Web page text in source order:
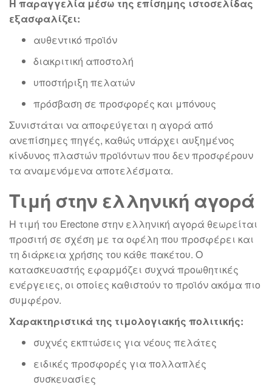
Η παραγγελία μέσω της επίσημης ιστοσελίδας
εξασφαλίζει:
αυθεντικό προϊόν
διακριτική αποστολή
υποστήριξη πελατών
πρόσβαση σε προσφορές και μπόνους
Συνιστάται να αποφεύγεται η αγορά από
ανεπίσημες πηγές, καθώς υπάρχει αυξημένος
κίνδυνος πλαστών προϊόντων που δεν προσφέρουν
τα αναμενόμενα αποτελέσματα.
Τιμή στην ελληνική αγορά
Η τιμή του Erectone στην ελληνική αγορά θεωρείται
προσιτή σε σχέση με τα οφέλη που προσφέρει και
τη διάρκεια χρήσης του κάθε πακέτου. Ο
κατασκευαστής εφαρμόζει συχνά προωθητικές
ενέργειες, οι οποίες καθιστούν το προϊόν ακόμα πιο
συμφέρον.
Χαρακτηριστικά της τιμολογιακής πολιτικής:
συχνές εκπτώσεις για νέους πελάτες
ειδικές προσφορές για πολλαπλές
συσκευασίες